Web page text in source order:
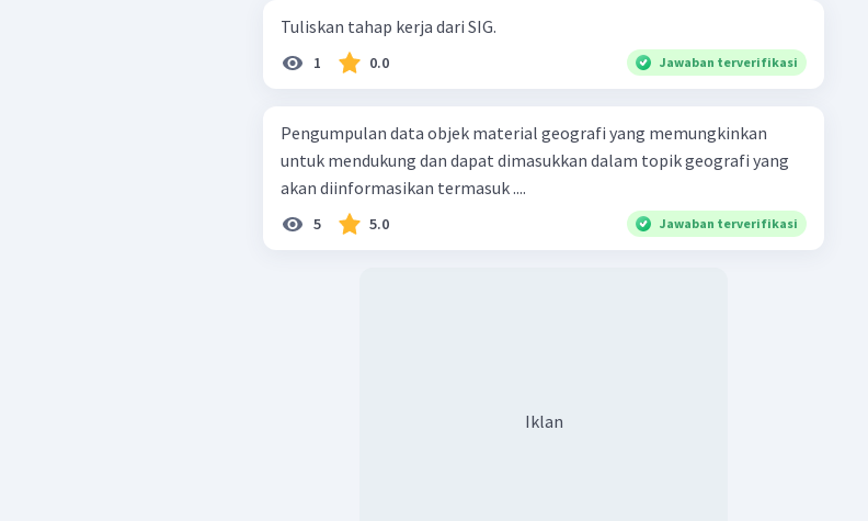
Tuliskan tahap kerja dari SIG.
1 0.0 Jawaban terverifikasi
Pengumpulan data objek material geografi yang memungkinkan
untuk mendukung dan dapat dimasukkan dalam topik geografi yang
akan diinformasikan termasuk ....
5 5.0 Jawaban terverifikasi
Iklan